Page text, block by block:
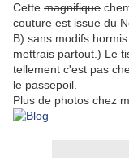
Cette magnifique
couture est issue du
B) sans modifs
mettrais partout.) Le
tellement c'est pas
le passepoil.
Plus de photos chez